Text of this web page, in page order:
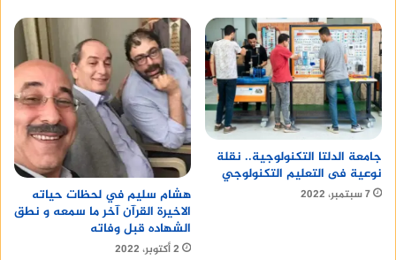
جامعة الدلتا التكنولوجية.. نقلة
نوعية فى التعليم التكنولوجي
7 سبتمبر، 2022
هشام سليم في لحظات حياته
الاخيرة القرآن آخر ما سمعه و نطق
الشهاده قبل وفاته
2 أكتوبر، 2022